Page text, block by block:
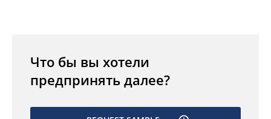
Что бы вы хотели
предпринять далее?